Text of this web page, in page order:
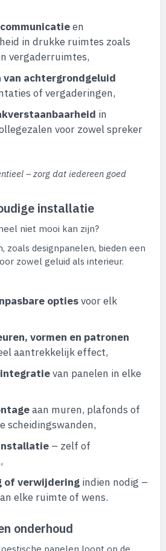
en
in drukke ruimtes zoals
vergaderruimtes,
van achtergrondgeluid
of vergaderingen,
in
voor zowel spreker
– zorg dat iedereen goed
installatie
niet mooi kan zijn?
zoals designpanelen, bieden een
zowel geluid als interieur.
optiesvoor elk
vormen en patronen
aantrekkelijk effect,
van panelen in elke
aan muren, plafonds of
scheidingswanden,
– zelf of
of verwijdering indien nodig –
elke ruimte of wens.
onderhoud